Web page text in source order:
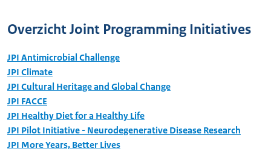
Overzicht Joint Programming Initiatives
JPI Antimicrobial Challenge
JPI Climate
JPI Cultural Heritage and Global Change
JPI FACCE
JPI Healthy Diet for a Healthy Life
JPI Pilot Initiative - Neurodegenerative Disease Research
JPI More Years, Better Lives